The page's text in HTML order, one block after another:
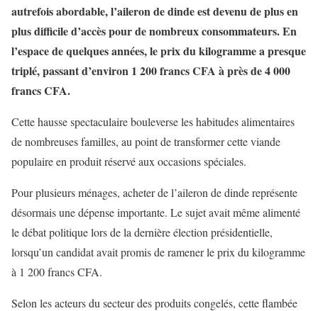
autrefois abordable, l’aileron de dinde est devenu de plus en
plus difficile d’accès pour de nombreux consommateurs. En
l’espace de quelques années, le prix du kilogramme a presque
triplé, passant d’environ 1 200 francs CFA à près de 4 000
francs CFA.
Cette hausse spectaculaire bouleverse les habitudes alimentaires
de nombreuses familles, au point de transformer cette viande
populaire en produit réservé aux occasions spéciales.
Pour plusieurs ménages, acheter de l’aileron de dinde représente
désormais une dépense importante. Le sujet avait même alimenté
le débat politique lors de la dernière élection présidentielle,
lorsqu’un candidat avait promis de ramener le prix du kilogramme
à 1 200 francs CFA.
Selon les acteurs du secteur des produits congelés, cette flambée